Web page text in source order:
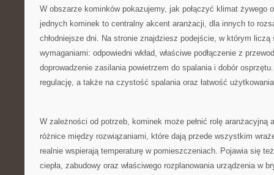
W obszarze kominków pokazujemy, jak połączyć klimat żywego
jednych kominek to centralny akcent aranżacji, dla innych to
chłodniejsze dni. Na stronie znajdziesz podejście, w którym
wymaganiami: odpowiedni wkład, właściwe podłączenie z
doprowadzenie zasilania powietrzem do spalania i dobór
regulację, a także na czystość spalania oraz łatwość
W zależności od potrzeb, kominek może pełnić rolę aranżacyjną
różnice między rozwiązaniami, które dają przede wszystkim
realnie wspierają temperaturę w pomieszczeniach. Pojawia się
ciepła, zabudowy oraz właściwego rozplanowania urządzenia w